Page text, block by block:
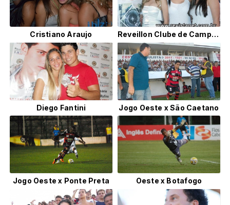
Cristiano Araujo Reveillon Clube de Campo de Itápolis
Diego Fantini Jogo Oeste x São Caetano
Jogo Oeste x Ponte Preta Oeste x Botafogo